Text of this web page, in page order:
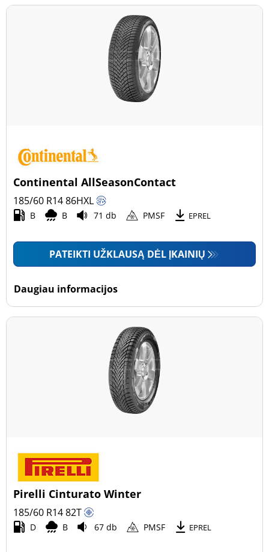
Continental AllSeasonContact
185/60 R1486HXL
B B 71 db PMSF EPREL
PATEIKTI UŽKLAUSĄ DĖL ĮKAINIŲ
Daugiau informacijos
Pirelli Cinturato Winter
185/60 R1482T
D B 67 db PMSF EPREL